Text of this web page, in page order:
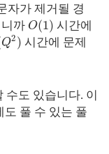
자가 제거될 경
까 O(1) 시간에
Q2 ) 시간에 문제
수도 있습니다. 이
도 풀 수 있는 풀